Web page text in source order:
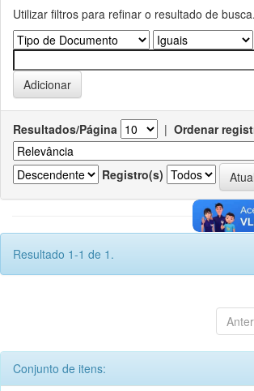
Utilizar filtros para refinar o resultado de busca.
Resultados/Página | Ordenar
Registro(s)
Resultado 1-1 de 1.
Conjunto de itens: